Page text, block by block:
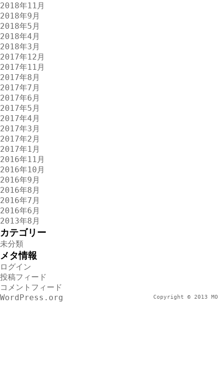
2018年11月
2018年9月
2018年5月
2018年4月
2018年3月
2017年12月
2017年11月
2017年8月
2017年7月
2017年6月
2017年5月
2017年4月
2017年3月
2017年2月
2017年1月
2016年11月
2016年10月
2016年9月
2016年8月
2016年7月
2016年6月
2013年8月
カテゴリー
未分類
メタ情報
ログイン
投稿フィード
コメントフィード
WordPress.org
Copyright © 2013